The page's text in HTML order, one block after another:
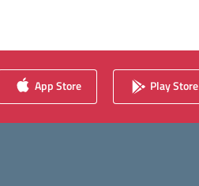
App Store Play Store